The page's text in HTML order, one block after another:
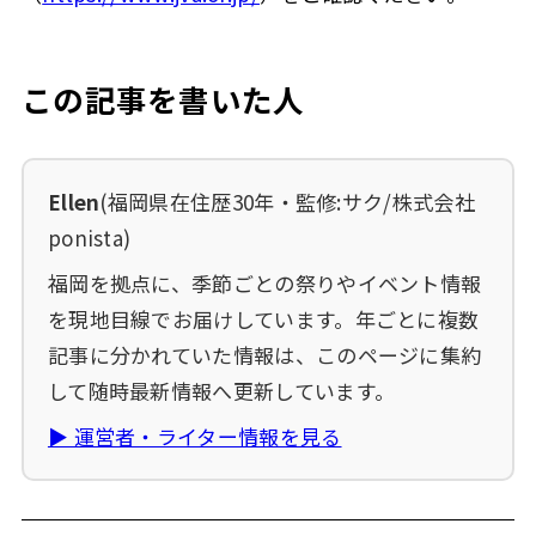
この記事を書いた人
Ellen(福岡県在住歴30年・監修:サク/株式会社
ponista)
福岡を拠点に、季節ごとの祭りやイベント情報
を現地目線でお届けしています。年ごとに複数
記事に分かれていた情報は、このページに集約
して随時最新情報へ更新しています。
▶ 運営者・ライター情報を見る